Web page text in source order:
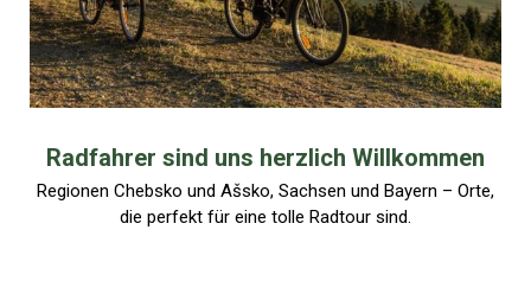
Radfahrer sind uns herzlich Willkommen
Regionen Chebsko und Ašsko, Sachsen und Bayern – Orte,
die perfekt für eine tolle Radtour sind.